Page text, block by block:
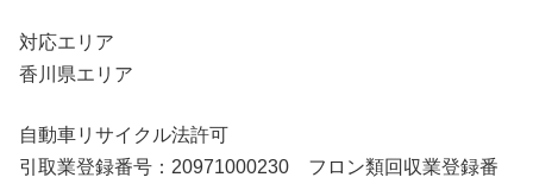
対応エリア
香川県エリア
自動車リサイクル法許可
引取業登録番号：20971000230 フロン類回収業登録番